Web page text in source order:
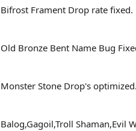
Bifrost Frament Drop rate fixed.
Old Bronze Bent Name Bug
Monster Stone Drop's
Balog,Gagoil,Troll Shaman,Evil